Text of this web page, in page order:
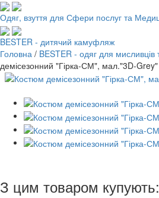
Одяг, взуття для Сфери послуг та
BESTER - дитячий камуфляж
Головна / BESTER - одяг для мисливців
демісезонний "Гірка-СМ", мал."3D-Grey"
З цим товаром купують: